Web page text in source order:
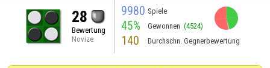
28
Bewertung
Novize
9980 Spiele
45% Gewonnen (4524)
140 Durchschn. Gegnerbewertung